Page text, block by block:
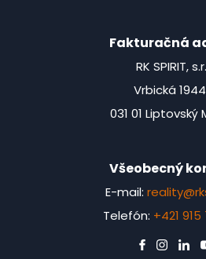
Fakturačná
RK SPIRIT,
Vrbická
031 01 Liptovský
Všeobecný
E-mail:
Telefón: +421